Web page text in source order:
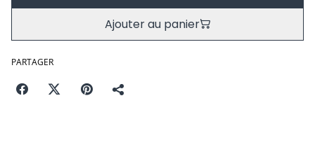
Ajouter au panier
PARTAGER